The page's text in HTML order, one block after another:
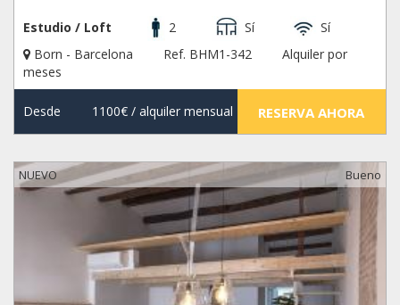
Estudio / Loft 2 Sí
Sí
Born - Barcelona
Ref. BHM1-342
Alquiler por
meses
Desde 1100€/ alquiler mensual RESERVA AHORA
NUEVO Bueno